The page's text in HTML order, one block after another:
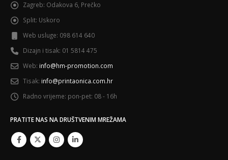
Zagreb: Odakova 6, Prečko
Split: Uskoro
Web usluge: 098 614 640
Dizajn i tisak: 01 5814 475
Web: info@hm-promotion.com
Tisak: info@printaonica.com.hr
Radno vrijeme: pon-pet: 08 - 16h
PRATITE NAS NA DRUŠTVENIM MREŽAMA